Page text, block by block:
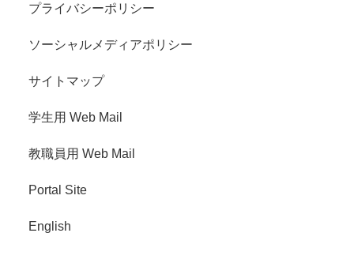
プライバシーポリシー
ソーシャルメディアポリシー
サイトマップ
学生用 Web Mail
教職員用 Web Mail
Portal Site
English